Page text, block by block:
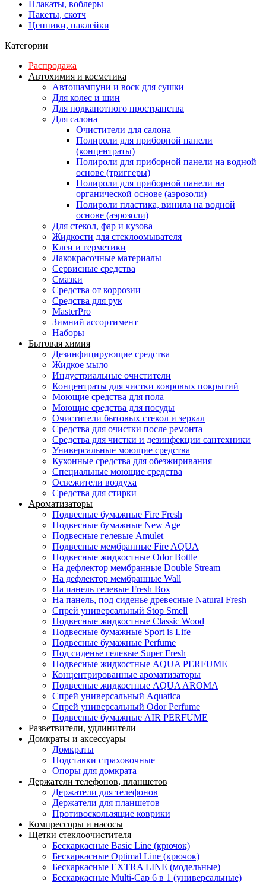
Плакаты, воблеры
Пакеты, скотч
Ценники, наклейки
Категории
Распродажа
Автохимия и косметика
Автошампуни и воск для сушки
Для колес и шин
Для подкапотного пространства
Для салона
Очистители для салона
Полироли для приборной панели
(концентраты)
Полироли для приборной панели на водной
основе (триггеры)
Полироли для приборной панели на
органической основе (аэрозоли)
Полироли пластика, винила на водной
основе (аэрозоли)
Для стекол, фар и кузова
Жидкости для стеклоомывателя
Клеи и герметики
Лакокрасочные материалы
Сервисные средства
Смазки
Средства от коррозии
Средства для рук
MasterPro
Зимний ассортимент
Наборы
Бытовая химия
Дезинфицирующие средства
Жидкое мыло
Индустриальные очистители
Концентраты для чистки ковровых покрытий
Моющие средства для пола
Моющие средства для посуды
Очистители бытовых стекол и зеркал
Средства для очистки после ремонта
Средства для чистки и дезинфекции сантехники
Универсальные моющие средства
Кухонные средства для обезжиривания
Специальные моющие средства
Освежители воздуха
Средства для стирки
Ароматизаторы
Подвесные бумажные Fire Fresh
Подвесные бумажные New Age
Подвесные гелевые Amulet
Подвесные мембранные Fire AQUA
Подвесные жидкостные Odor Bottle
На дефлектор мембранные Double Stream
На дефлектор мембранные Wall
На панель гелевые Fresh Box
На панель, под сиденье древесные Natural Fresh
Спрей универсальный Stop Smell
Подвесные жидкостные Classic Wood
Подвесные бумажные Sport is Life
Подвесные бумажные Perfume
Под сиденье гелевые Super Fresh
Подвесные жидкостные AQUA PERFUME
Концентрированные ароматизаторы
Подвесные жидкостные AQUA AROMA
Спрей универсальный Aquatica
Спрей универсальный Odor Perfume
Подвесные бумажные AIR PERFUME
Разветвители, удлинители
Домкраты и аксессуары
Домкраты
Подставки страховочные
Опоры для домкрата
Держатели телефонов, планшетов
Держатели для телефонов
Держатели для планшетов
Противоскользящие коврики
Компрессоры и насосы
Щетки стеклоочистителя
Бескаркасные Basic Line (крючок)
Бескаркасные Optimal Line (крючок)
Бескаркасные EXTRA LINE (модельные)
Бескаркасные Multi-Cap 6 в 1 (универсальные)